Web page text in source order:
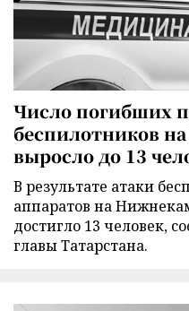
Число погибших
беспилотников
выросло до 13
В результате атаки
аппаратов на
достигло 13 человек,
главы Татарстана.